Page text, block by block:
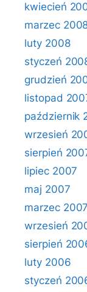
kwiecień
marzec
luty 2008
styczeń
grudzień
listopad
październik
wrzesień
sierpień
lipiec 2007
maj 2007
marzec 2007
wrzesień
sierpień
luty 2006
styczeń